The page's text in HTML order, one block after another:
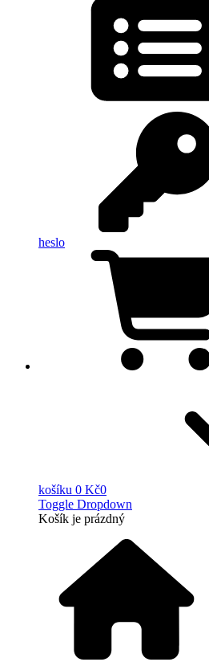
heslo
košíku 0 Kč0
Toggle Dropdown
Košík je prázdný